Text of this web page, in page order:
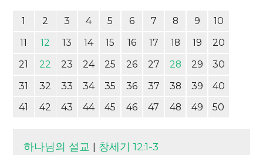
1 2 3 4 5 6 7 8 9
10
11
12 13 14 15 16 17 18 19
20
21
22 23 24 25 26 27 28 29
30
31
32 33 34 35 36 37 38 39
40
41
42 43 44 45 46 47 48 49 50
하나님의 설교 | 창세기 12:1-3